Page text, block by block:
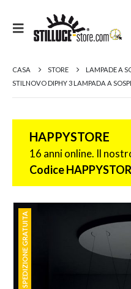
CASA STORE
LAMPADE A
STILNOVO DIPHY 3 LAMPADA A
HAPPYSTORE
16 anni online. Il
Codice
SPEDIZIONE GRATUITA
SPEDIZIONE GRATUITA